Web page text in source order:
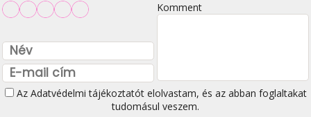
Komment
Az Adatvédelmi tájékoztatótelolvastam, és az abban foglaltakat
tudomásul veszem.